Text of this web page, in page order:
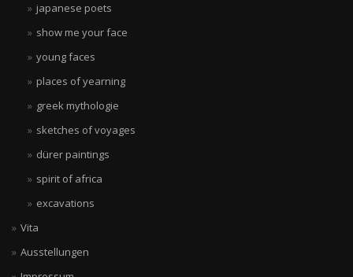
japanese poets
show me your face
young faces
places of yearning
greek mythologie
sketches of voyages
dürer paintings
spirit of africa
excavations
Vita
Ausstellungen